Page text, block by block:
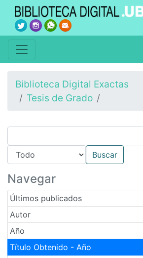
Biblioteca Digital Exactas
Tesis de Grado
Navegar
Últimos publicados
Autor
Año
Título Obtenido - Año